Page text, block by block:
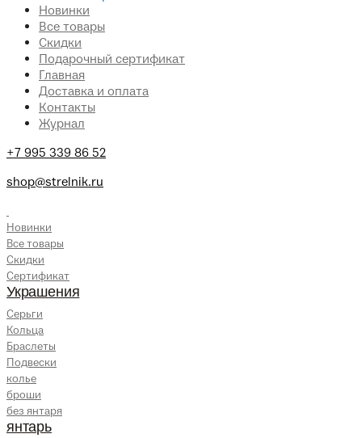
Новинки
Все товары
Скидки
Подарочный сертификат
Главная
Доставка и оплата
Контакты
Журнал
+7 995 339 86 52
shop@strelnik.ru
Новинки
Все товары
Скидки
Сертификат
Украшения
Серьги
Кольца
Браслеты
Подвески
колье
броши
без янтаря
янтарь